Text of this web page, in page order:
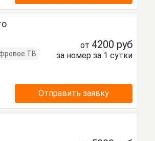
ТВ
Стулья
от 4200 руб
за номер за 1 сутки
Отправить заявку